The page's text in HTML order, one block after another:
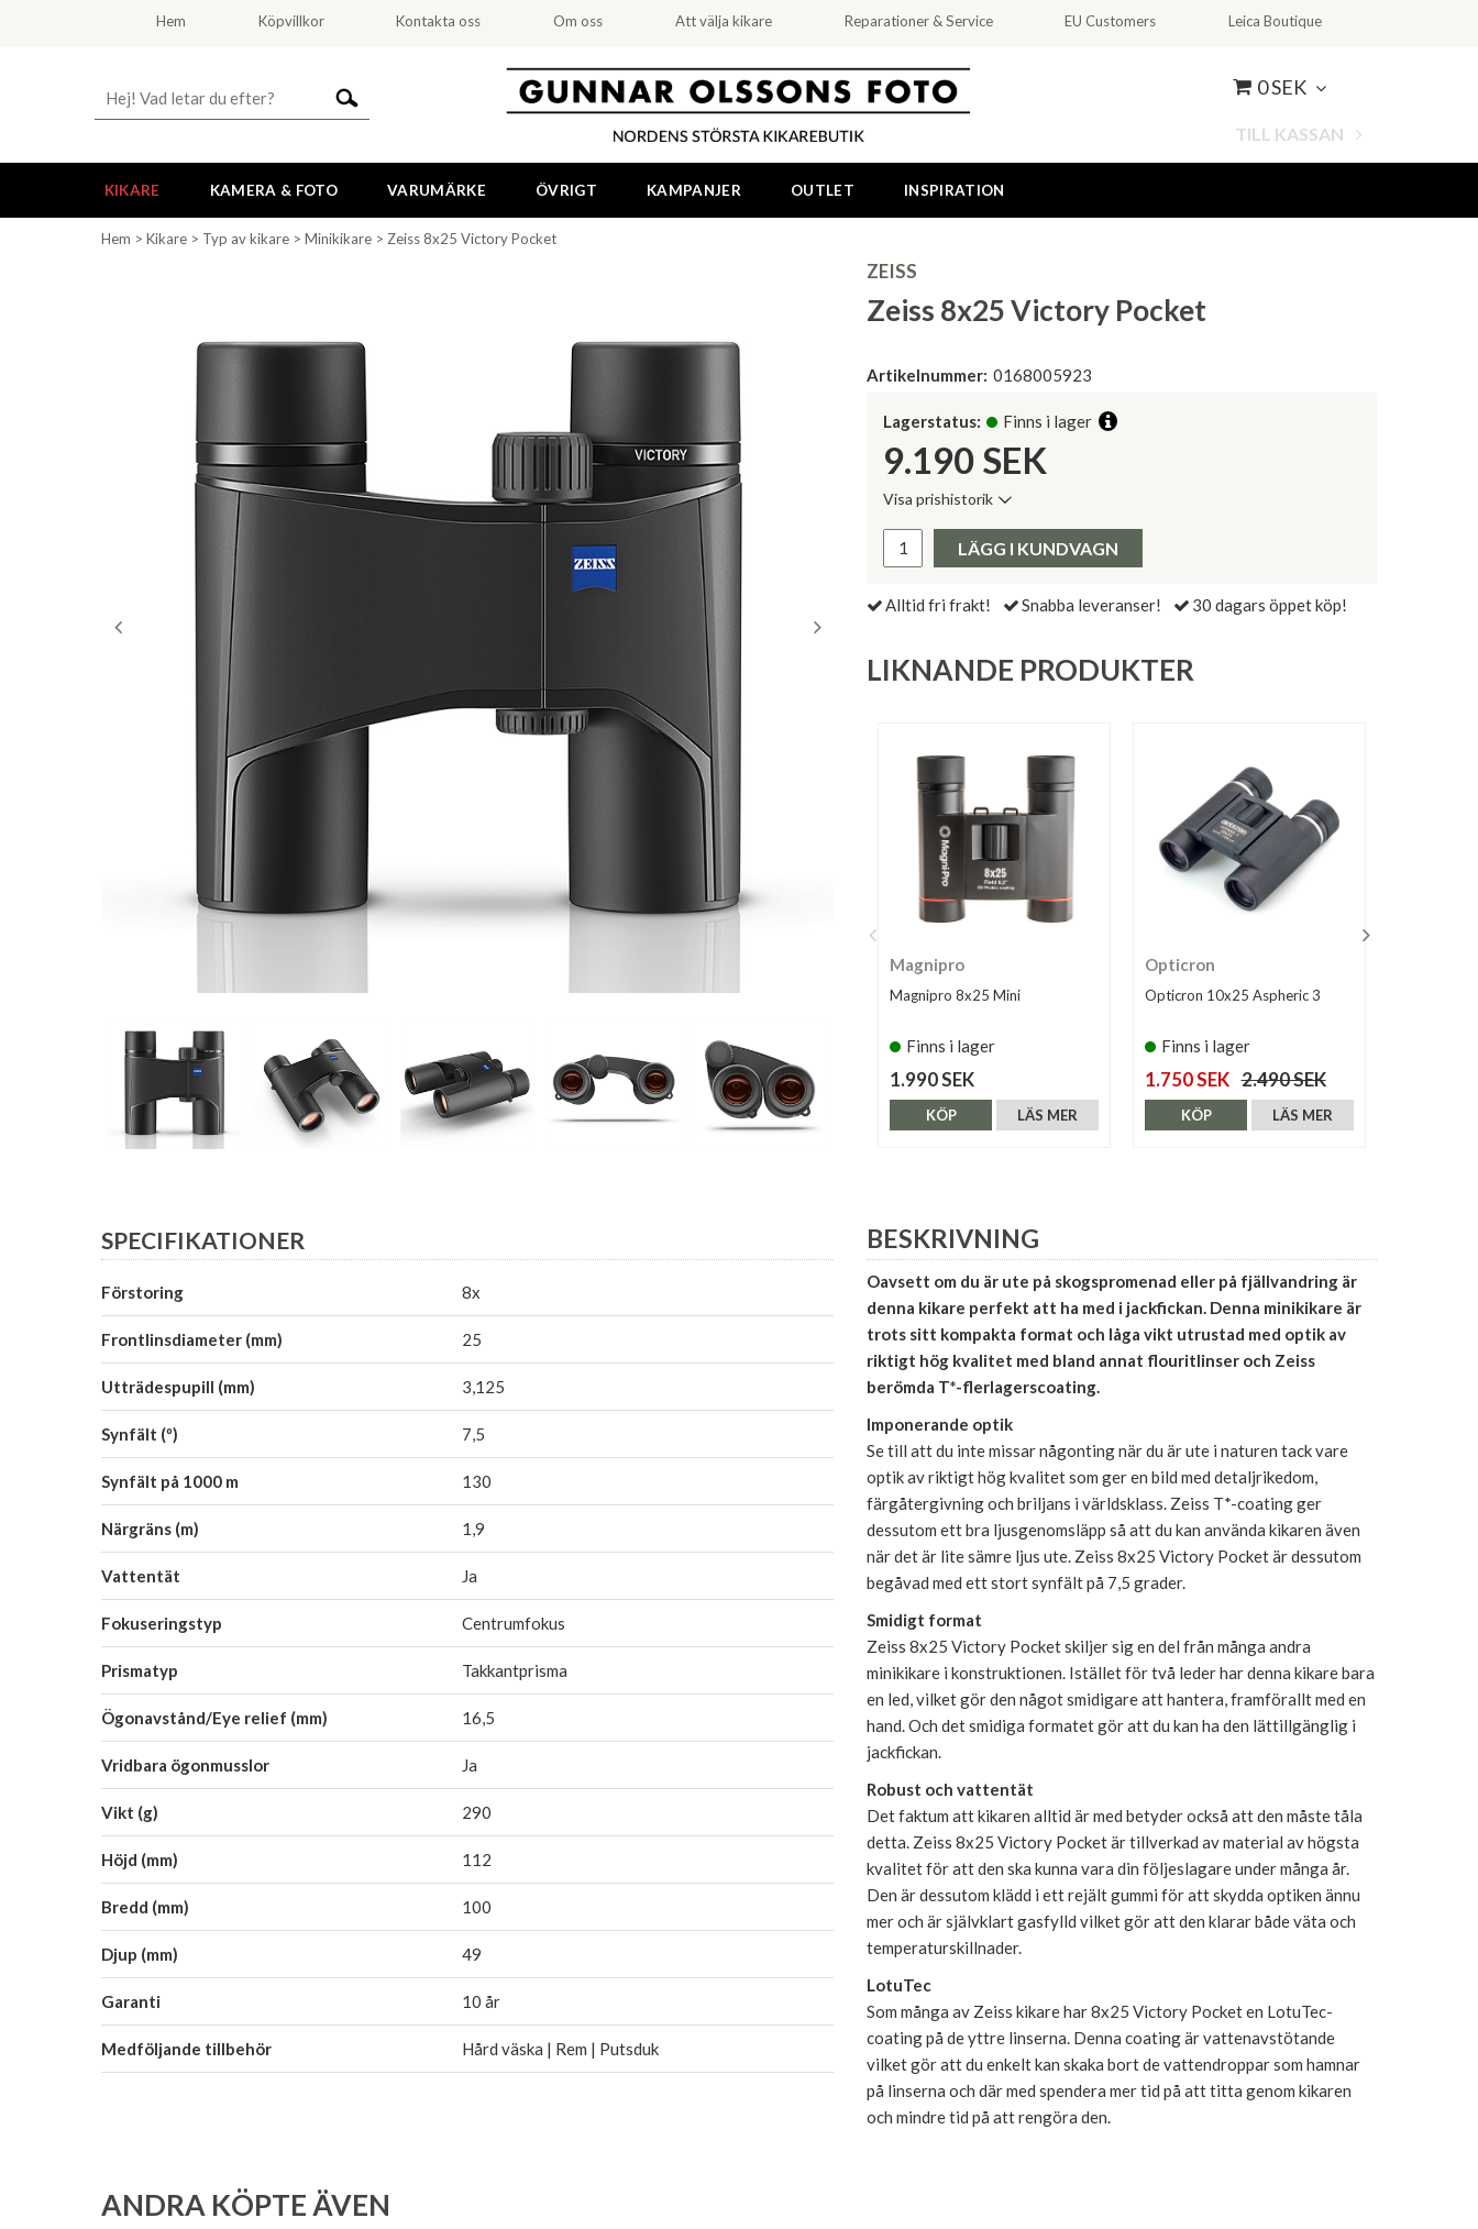
Hem Köpvillkor Kontakta oss Om oss Att välja kikare Reparationer & Service EU Customers Leica Boutique
0 SEK
TILL KASSAN
KIKARE KAMERA & FOTO VARUMÄRKE ÖVRIGT KAMPANJER OUTLET INSPIRATION
Hem > Kikare > Typ av kikare > Minikikare > Zeiss 8x25 Victory Pocket
ZEISS
Zeiss 8x25 Victory Pocket
Artikelnummer: 0168005923
Lagerstatus: Finns i lager
9.190 SEK
Visa prishistorik
Pris:
LÄGG I KUNDVAGN
Alltid fri frakt! Snabba leveranser! 30 dagars öppet köp!
LIKNANDE PRODUKTER
Magnipro
Magnipro 8x25 Mini
Finns i lager
1.990 SEK
LÄS MER
KÖP
Opticron
Opticron 10x25 Aspheric 3
Finns i lager
1.750 SEK 2.490 SEK
LÄS MER
KÖP
BESKRIVNING
Oavsett om du är ute på skogspromenad eller på fjällvandring är
denna kikare perfekt att ha med i jackfickan. Denna minikikare är
trots sitt kompakta format och låga vikt utrustad med optik av
riktigt hög kvalitet med bland annat flouritlinser och Zeiss
berömda T*-flerlagerscoating.
Imponerande optik
Se till att du inte missar någonting när du är ute i naturen tack vare
optik av riktigt hög kvalitet som ger en bild med detaljrikedom,
färgåtergivning och briljans i världsklass. Zeiss T*-coating ger
dessutom ett bra ljusgenomsläpp så att du kan använda kikaren även
när det är lite sämre ljus ute. Zeiss 8x25 Victory Pocket är dessutom
begåvad med ett stort synfält på 7,5 grader.
Smidigt format
Zeiss 8x25 Victory Pocket skiljer sig en del från många andra
minikikare i konstruktionen. Istället för två leder har denna kikare bara
en led, vilket gör den något smidigare att hantera, framförallt med en
hand. Och det smidiga formatet gör att du kan ha den lättillgänglig i
jackfickan.
Robust och vattentät
Det faktum att kikaren alltid är med betyder också att den måste tåla
detta. Zeiss 8x25 Victory Pocket är tillverkad av material av högsta
kvalitet för att den ska kunna vara din följeslagare under många år.
Den är dessutom klädd i ett rejält gummi för att skydda optiken ännu
mer och är självklart gasfylld vilket gör att den klarar både väta och
temperaturskillnader.
LotuTec
Som många av Zeiss kikare har 8x25 Victory Pocket en LotuTec-
coating på de yttre linserna. Denna coating är vattenavstötande
vilket gör att du enkelt kan skaka bort de vattendroppar som hamnar
på linserna och där med spendera mer tid på att titta genom kikaren
och mindre tid på att rengöra den.
SPECIFIKATIONER
Förstoring 8x
Frontlinsdiameter (mm) 25
Utträdespupill (mm) 3,125
Synfält (º) 7,5
Synfält på 1000 m 130
Närgräns (m) 1,9
Vattentät Ja
Fokuseringstyp Centrumfokus
Prismatyp Takkantprisma
Ögonavstånd/Eye relief (mm) 16,5
Vridbara ögonmusslor Ja
Vikt (g) 290
Höjd (mm) 112
Bredd (mm) 100
Djup (mm) 49
Garanti 10 år
Medföljande tillbehör Hård väska | Rem | Putsduk
ANDRA KÖPTE ÄVEN